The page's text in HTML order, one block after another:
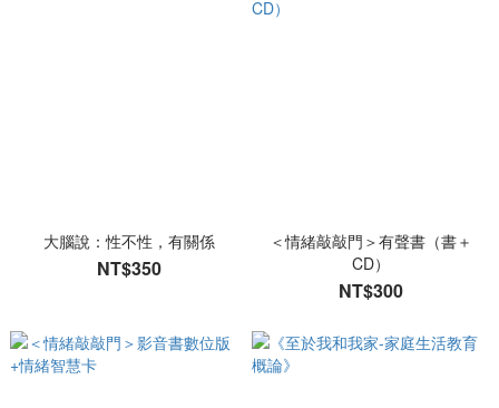
大腦說：性不性，有關係
NT$350
＜情緒敲敲門＞有聲書（書＋
CD）
NT$300